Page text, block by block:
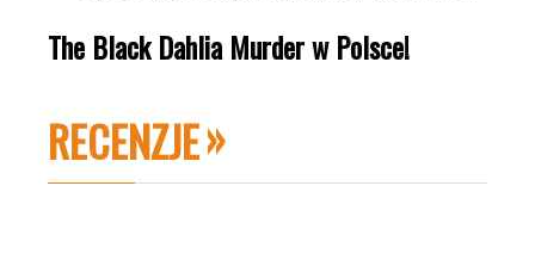
The Black Dahlia Murder w Polsce!
RECENZJE